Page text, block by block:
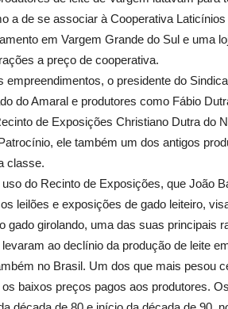
a de se associar à Cooperativa
em Vargem Grande do Sul e uma
a preço de cooperativa.
empreendimentos, o presidente do
do Amaral e produtores como Fábio
de Exposições Christiano Dutra do
ele também um dos antigos
classe.
do Recinto de Exposições, que João
leilões e exposições de gado leiteiro,
gado girolando, uma das suas principais
ao declínio da produção de leite
no Brasil. Um dos que mais pesou
baixos preços pagos aos produtores.